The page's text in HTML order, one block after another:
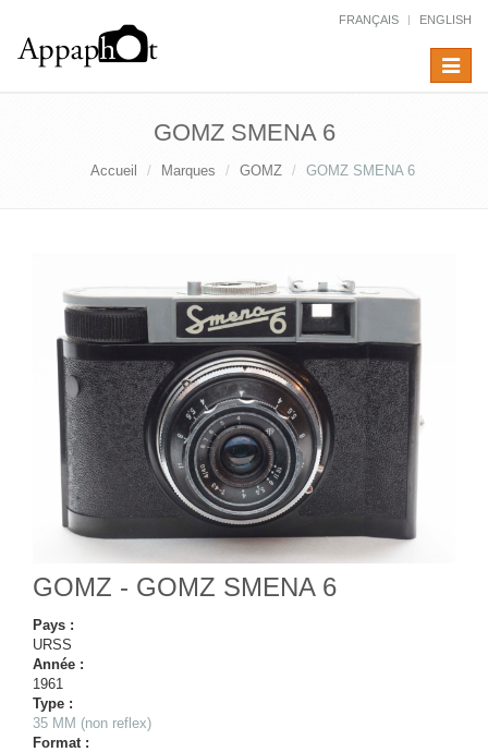
FRANÇAIS ENGLISH
Toggle
GOMZ SMENA 6
Accueil Marques GOMZ GOMZ SMENA 6
GOMZ - GOMZ SMENA 6
Pays :
URSS
Année :
1961
Type :
35 MM (non reflex)
Format :